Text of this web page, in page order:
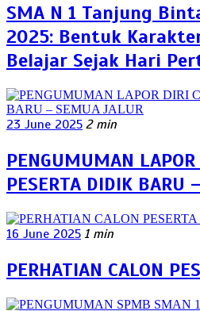
SMA N 1 Tanjung
2025: Bentuk
Belajar Sejak Hari
23 June 2025 2 min
PENGUMUMAN LAPOR
PESERTA DIDIK BARU
16 June 2025 1 min
PERHATIAN CALON